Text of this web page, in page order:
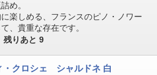
め。
に楽しめる、フランスのピノ・ノワー
、貴重な存在です。
残りあと 9
・クロシェ シャルドネ 白